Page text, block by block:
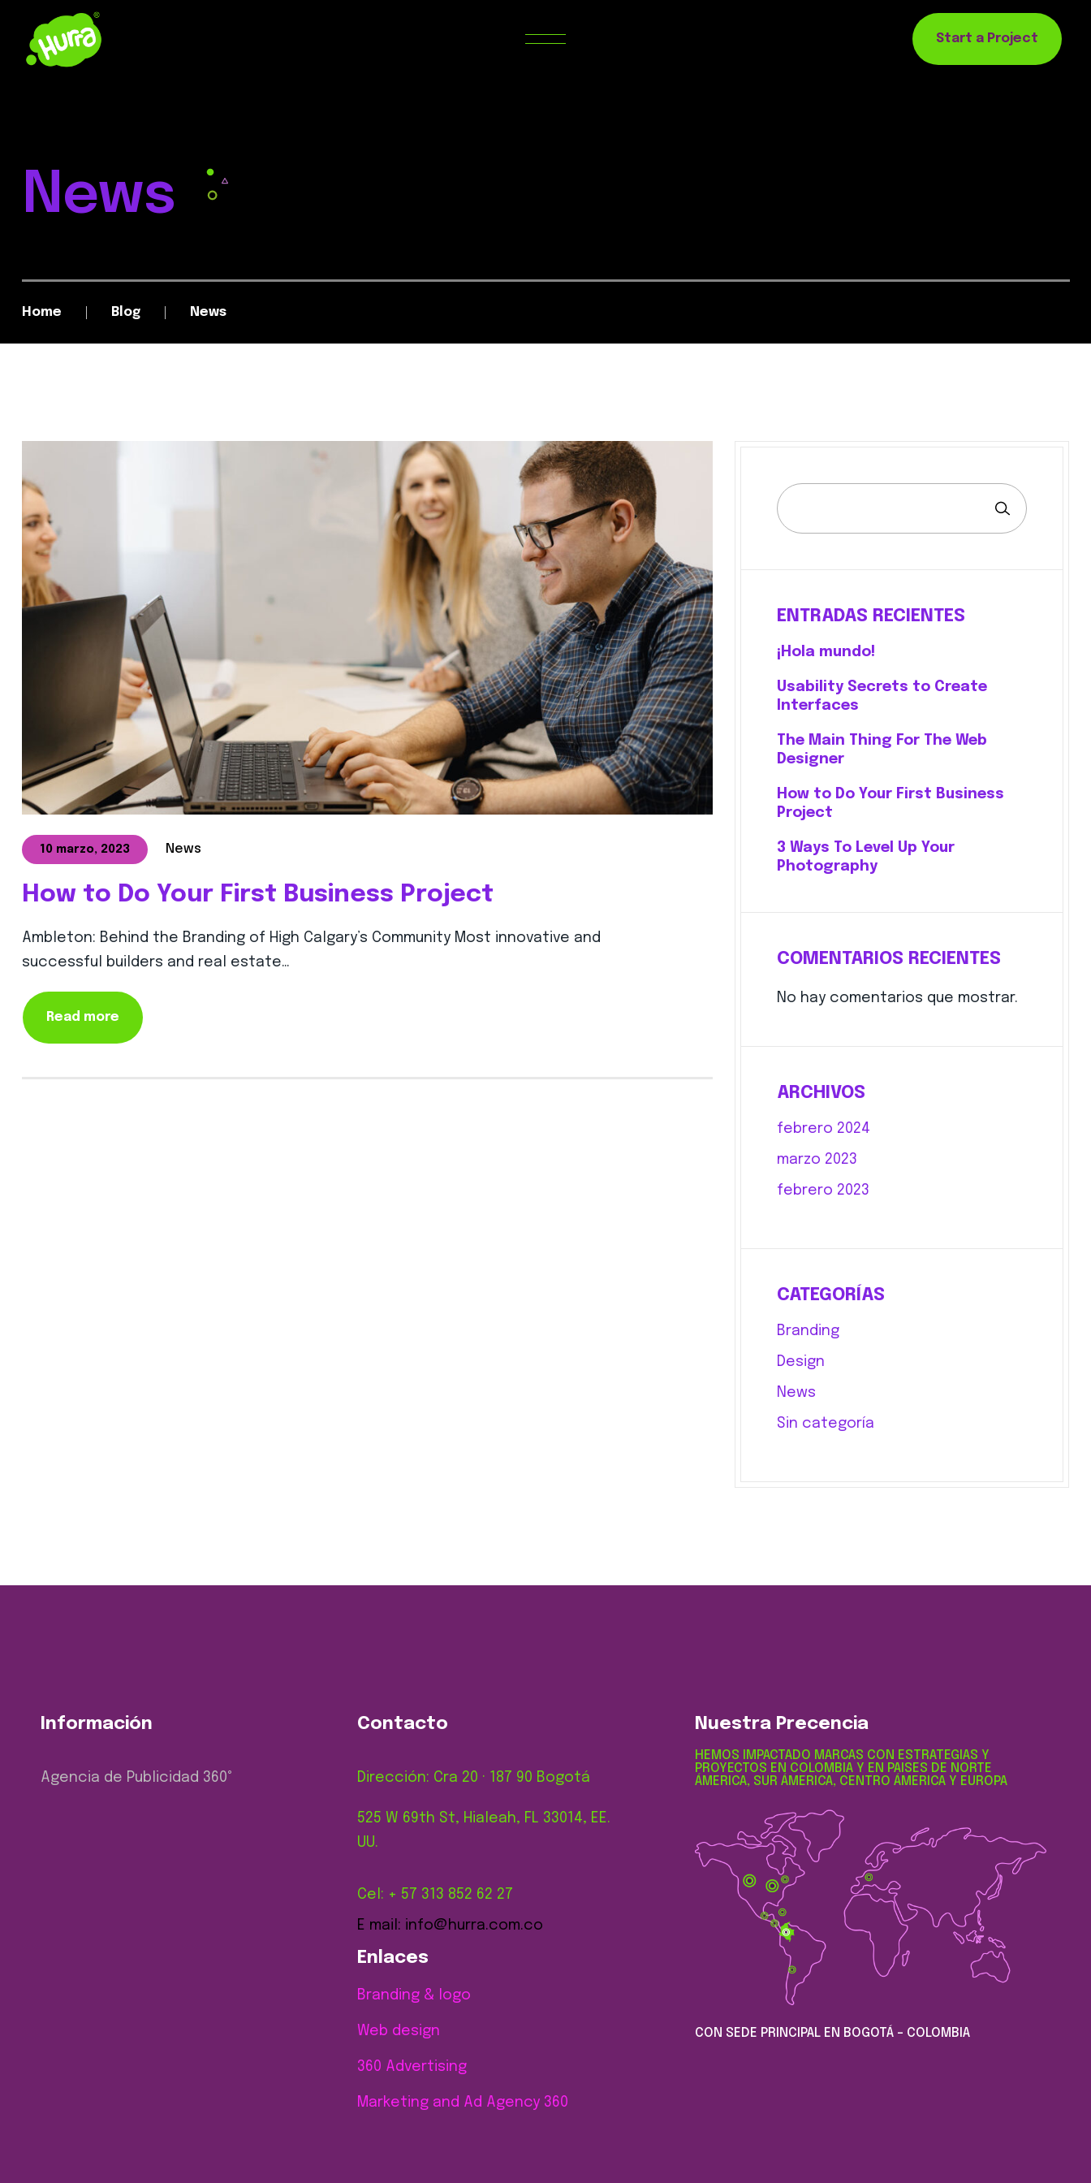
Start a Project
News
Home Blog News
10 marzo, 2023 News
How to Do Your First Business Project
Ambleton: Behind the Branding of High Calgary’s Community Most innovative and
successful builders and real estate…
Read more
ENTRADAS RECIENTES
¡Hola mundo!
Usability Secrets to Create
Interfaces
The Main Thing For The Web
Designer
How to Do Your First Business
Project
3 Ways To Level Up Your
Photography
COMENTARIOS RECIENTES
No hay comentarios que mostrar.
ARCHIVOS
febrero 2024
marzo 2023
febrero 2023
CATEGORÍAS
Branding
Design
News
Sin categoría
Información
Agencia de Publicidad 360°
Contacto
Dirección: Cra 20 · 187 90 Bogotá
525 W 69th St, Hialeah, FL 33014, EE.
UU.
Cel: + 57 313 852 62 27
E mail: info@hurra.com.co
Enlaces
Branding & logo
Web design
360 Advertising
Marketing and Ad Agency 360
Nuestra Precencia
HEMOS IMPACTADO MARCAS CON ESTRATEGIAS Y
PROYECTOS EN COLOMBIA Y EN PAISES DE NORTE
ÁMERICA, SUR ÁMERICA, CENTRO ÁMERICA Y EUROPA
CON SEDE PRINCIPAL EN BOGOTÁ - COLOMBIA